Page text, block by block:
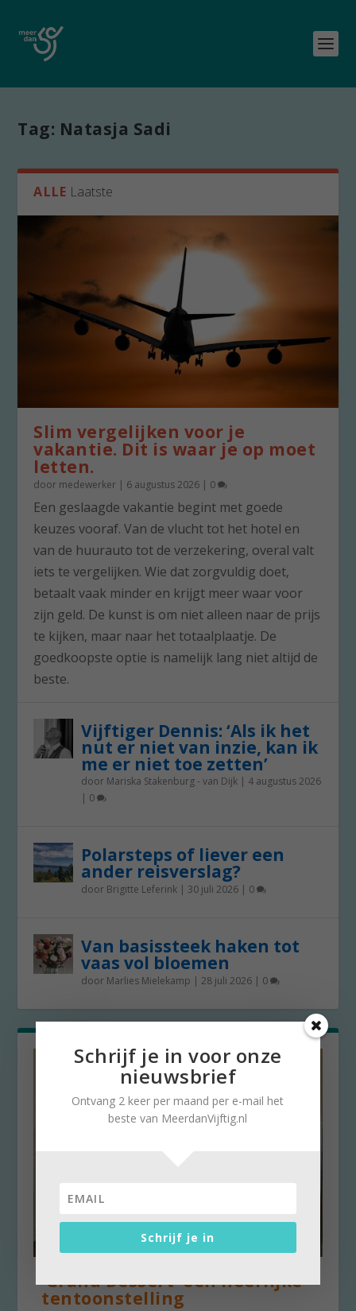
Tag: Natasja Sadi
ALLE Laatste
Slim vergelijken voor je
vakantie. Dit is waar je op moet
letten.
door medewerker | 6 augustus 2026 | 0
Een geslaagde vakantie begint met goede
keuzes vooraf. Van de vlucht tot het hotel en
van de huurauto tot de verzekering, overal valt
iets te vergelijken. Wie dat zorgvuldig doet,
betaalt vaak minder en krijgt meer waar voor
zijn geld. De kunst is om niet alleen naar de prijs
te kijken, maar naar het totaalplaatje. De
goedkoopste optie is namelijk lang niet altijd de
beste.
Vijftiger Dennis: ‘Als ik het
nut er niet van inzie, kan ik
me er niet toe zetten’
door Mariska Stakenburg - van Dijk | 4 augustus 2026
| 0
Polarsteps of liever een
ander reisverslag?
door Brigitte Leferink | 30 juli 2026 | 0
Van basissteek haken tot
vaas vol bloemen
door Marlies Mielekamp |28 juli 2026 | 0
‘Grand Dessert’ een héérlijke
tentoonstelling
Schrijf je in voor onze
nieuwsbrief
Ontvang 2 keer per maand per e-mail het
beste van MeerdanVijftig.nl
Schrijf je in